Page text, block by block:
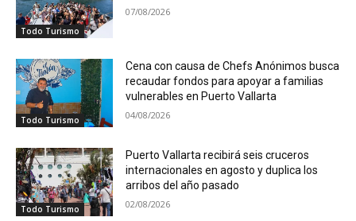
Todo Turismo
07/08/2026
Todo Turismo
Cena con causa de Chefs Anónimos busca
recaudar fondos para apoyar a familias
vulnerables en Puerto Vallarta
04/08/2026
Todo Turismo
Puerto Vallarta recibirá seis cruceros
internacionales en agosto y duplica los
arribos del año pasado
02/08/2026